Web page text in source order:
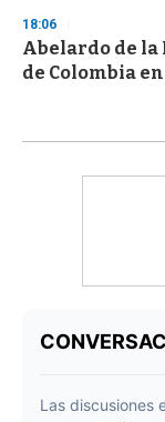
18:06
Abelardo de la
de Colombia